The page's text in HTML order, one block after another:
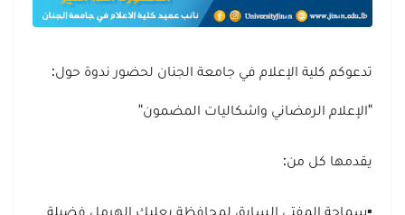
تدعوكم كلية الإعلام في جامعة الجنان لحضور ندوة حول:
"الإعلام الرمضاني واشكاليات المضمون"
يقدمها كل من:
▪️سماحة المفتي السابق لمحافظة بعلبك الهرمل فضيلة